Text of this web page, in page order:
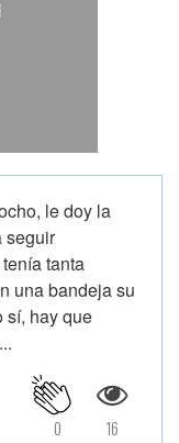
le doy la
seguir
tanta
una bandeja su
sí, hay que
16
0